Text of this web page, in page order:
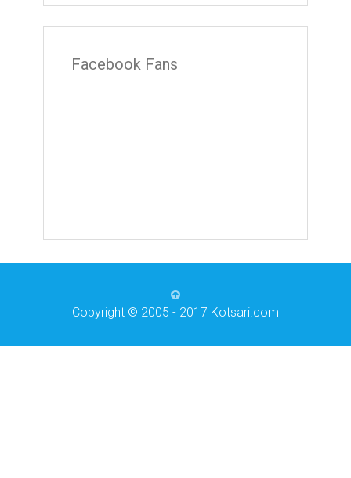
Facebook Fans
Copyright © 2005 - 2017 Kotsari.com